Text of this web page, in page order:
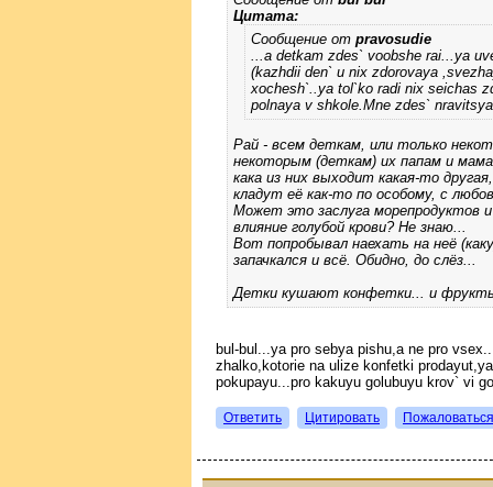
Цитата:
Сообщение от pravosudie
...a detkam zdes` voobshe rai...ya
(kazhdii den` u nix zdorovaya
xochesh`..ya tol`ko radi nix seichas
polnaya v shkole.Mne zdes`
Рай - всем деткам, или только
некоторым (деткам) их папам и
кака из них выходит какая-то
кладут её как-то по особому, с
Может это заслуга морепродуктов
влияние голубой крови? Не знаю...
Вот попробывал наехать на неё
запачкался и всё. Обидно, до слёз...
Детки кушают конфетки... и
bul-bul...ya pro sebya pishu,a ne pro
zhalko,kotorie na ulize konfetki
pokupayu...pro kakuyu golubuyu krov` vi
Ответить Цитировать Пожаловаться